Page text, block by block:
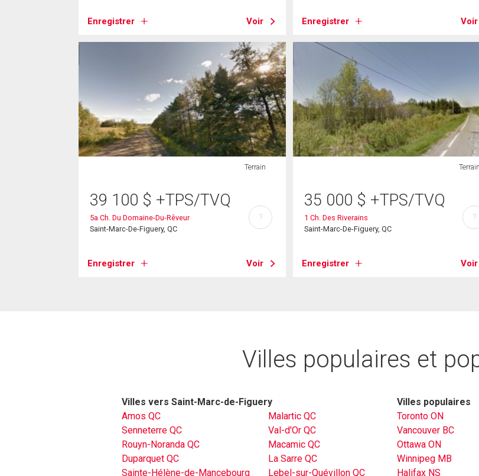
Enregistrer Voir Enregistrer Voir
Terrain
39 100 $ +TPS/TVQ
5a Ch. Du Domaine-Du-Rêveur
Saint-Marc-De-Figuery, QC
Enregistrer Voir
?
Terrain
35 000 $ +TPS/TVQ
1 Ch. Des Riverains
Saint-Marc-De-Figuery, QC
Enregistrer Voir
?
Villes populaires et
Villes vers Saint-Marc-de-Figuery
Amos QC
Malartic QC
Senneterre QC
Val-d'Or QC
Rouyn-Noranda QC
Macamic QC
Duparquet QC
La Sarre QC
Sainte-Hélène-de-Mancebourg
Lebel-sur-Quévillon QC
Villes populaires
Toronto ON
Vancouver BC
Ottawa ON
Winnipeg MB
Halifax NS